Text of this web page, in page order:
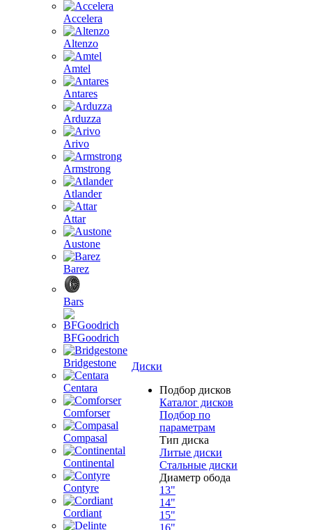
Accelera
Altenzo
Amtel
Antares
Arduzza
Arivo
Armstrong
Atlander
Attar
Austone
Barez
Bars
BFGoodrich
Bridgestone
Centara
Comforser
Compasal
Continental
Contyre
Cordiant
Диски
Подбор дисков
Каталог дисков
Подбор по
параметрам
Тип диска
Литые диски
Стальные диски
Диаметр обода
13"
14"
15"
16"